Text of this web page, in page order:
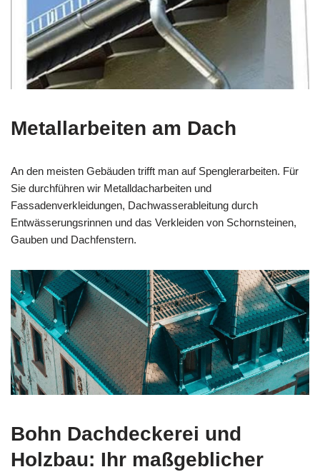
Metallarbeiten am Dach
An den meisten Gebäuden trifft man auf Spenglerarbeiten. Für
Sie durchführen wir Metalldacharbeiten und
Fassadenverkleidungen, Dachwasserableitung durch
Entwässerungsrinnen und das Verkleiden von Schornsteinen,
Gauben und Dachfenstern.
Bohn Dachdeckerei und
Holzbau: Ihr maßgeblicher